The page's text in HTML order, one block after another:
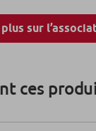
sur
ces